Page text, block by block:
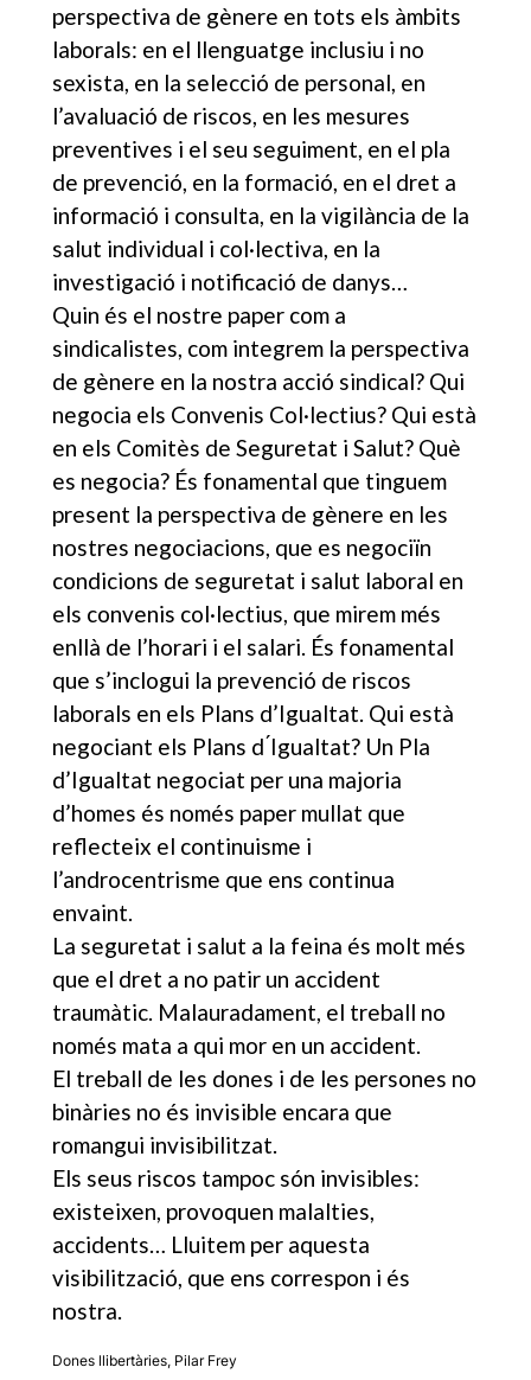
perspectiva de gènere en tots els àmbits
laborals: en el llenguatge inclusiu i no
sexista, en la selecció de personal, en
l’avaluació de riscos, en les mesures
preventives i el seu seguiment, en el pla
de prevenció, en la formació, en el dret a
informació i consulta, en la vigilància de la
salut individual i col·lectiva, en la
investigació i notificació de danys…
Quin és el nostre paper com a
sindicalistes, com integrem la perspectiva
de gènere en la nostra acció sindical? Qui
negocia els Convenis Col·lectius? Qui està
en els Comitès de Seguretat i Salut? Què
es negocia? És fonamental que tinguem
present la perspectiva de gènere en les
nostres negociacions, que es negociïn
condicions de seguretat i salut laboral en
els convenis col·lectius, que mirem més
enllà de l’horari i el salari. És fonamental
que s’inclogui la prevenció de riscos
laborals en els Plans d’Igualtat. Qui està
negociant els Plans d ́Igualtat? Un Pla
d’Igualtat negociat per una majoria
d’homes és només paper mullat que
reflecteix el continuisme i
l’androcentrisme que ens continua
envaint.
La seguretat i salut a la feina és molt més
que el dret a no patir un accident
traumàtic. Malauradament, el treball no
només mata a qui mor en un accident.
El treball de les dones i de les persones no
binàries no és invisible encara que
romangui invisibilitzat.
Els seus riscos tampoc són invisibles:
existeixen, provoquen malalties,
accidents… Lluitem per aquesta
visibilització, que ens correspon i és
nostra.
Dones llibertàries, Pilar Frey